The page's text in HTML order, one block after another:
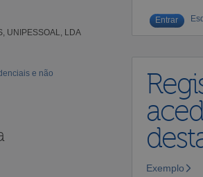
UNIPESSOAL, LDA
e não
Exemplo